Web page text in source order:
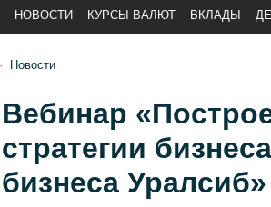
НОВОСТИ КУРСЫ ВАЛЮТ ВКЛАДЫ
Новости
Вебинар
стратегии
бизнеса Уралсиб»